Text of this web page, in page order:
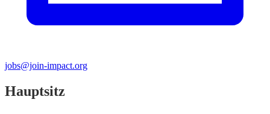
jobs@join-impact.org
Hauptsitz